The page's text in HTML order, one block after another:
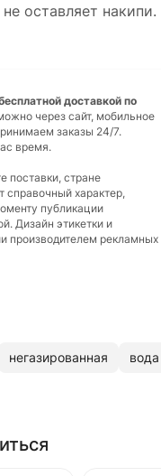
оставляет накипи.
доставкой по
через сайт, мобильное
заказы 24/7.
время.
поставки, стране
справочный характер,
публикации
Дизайн этикетки и
производителем рекламных
негазированная